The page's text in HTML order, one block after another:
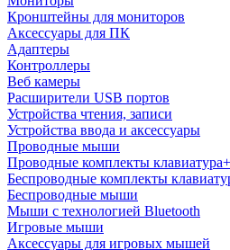
Кронштейны для мониторов
Аксессуары для ПК
Адаптеры
Контроллеры
Веб камеры
Расширители USB портов
Устройства чтения, записи
Устройства ввода и аксессуары
Проводные мыши
Проводные комплекты
Беспроводные комплекты
Беспроводные мыши
Мыши с технологией Bluetooth
Игровые мыши
Аксессуары для игровых мышей